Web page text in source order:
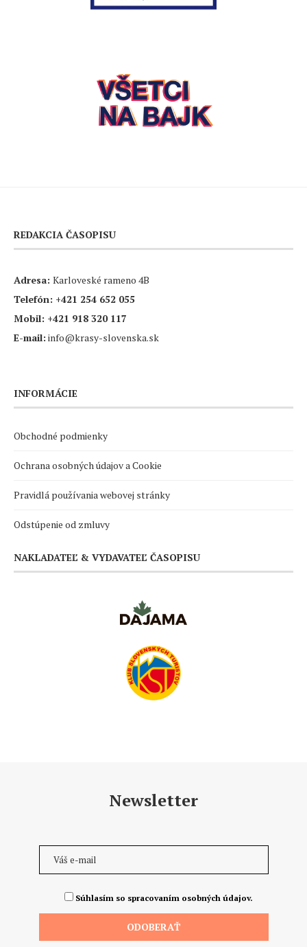
REDAKCIA ČASOPISU
Adresa: Karloveské rameno 4B
Telefón: +421 254 652 055
Mobil: +421 918 320 117
E-mail: info@krasy-slovenska.sk
INFORMÁCIE
Obchodné podmienky
Ochrana osobných údajov a Cookie
Pravidlá používania webovej stránky
Odstúpenie od zmluvy
NAKLADATEĽ & VYDAVATEĽ ČASOPISU
Newsletter
Súhlasím so spracovaním osobných údajov.